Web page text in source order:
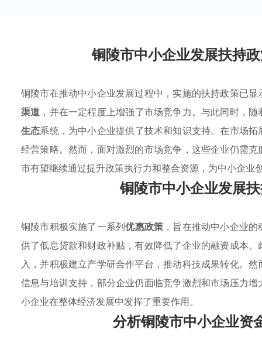
铜陵市中小企业发展扶持
铜陵市在推动中小企业发展过程中，实施的扶持政策已
渠道 ，并在一定程度上增强了市场竞争力。与此同时，
生态系统，为中小企业提供了技术和知识支持。在市场
经营策略。然而，面对激烈的市场竞争，这些企业仍需
市有望继续通过提升政策执行力和整合资源，为中小企业
铜陵市中小企业发展
铜陵市积极实施了一系列优惠政策 ，旨在推动中小企业
供了低息贷款和财政补贴，有效降低了企业的融资成本
入，并积极建立产学研合作平台，推动科技成果转化。
信息与培训支持，部分企业仍面临竞争激烈和市场压力
小企业在整体经济发展中发挥了重要作用。
分析铜陵市中小企业资